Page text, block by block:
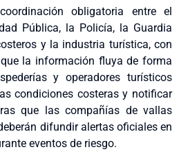
obligatoria entre el
Pública, la Policía, la Guardia
y la industria turística, con
la información fluya de forma
y operadores turísticos
condiciones costeras y notificar
que las compañías de vallas
difundir alertas oficiales en
eventos de riesgo.